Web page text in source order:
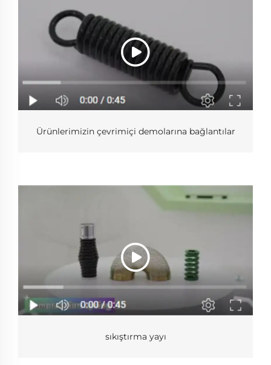
Ürünlerimizin çevrimiçi demolarına bağlantılar
sıkıştırma yayı